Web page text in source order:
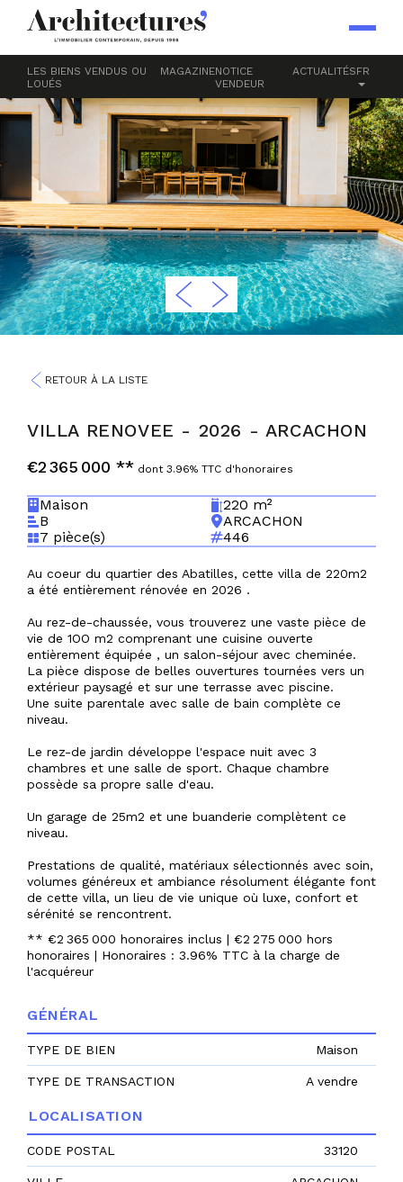
LES BIENS VENDUS OU
LOUÉS
MAGAZINENOTICE
VENDEUR
ACTUALITÉSFR
RETOUR À LA LISTE
VILLA RENOVEE - 2026 - ARCACHON
€2 365 000 ** dont 3.96% TTC d'honoraires
Maison
220 m²
B
ARCACHON
7 pièce(s)
446
Au coeur du quartier des Abatilles, cette villa de 220m2
a été entièrement rénovée en 2026 .
Au rez-de-chaussée, vous trouverez une vaste pièce de
vie de 1OO m2 comprenant une cuisine ouverte
entièrement équipée , un salon-séjour avec cheminée.
La pièce dispose de belles ouvertures tournées vers un
extérieur paysagé et sur une terrasse avec piscine.
Une suite parentale avec salle de bain complète ce
niveau.
Le rez-de jardin développe l'espace nuit avec 3
chambres et une salle de sport. Chaque chambre
possède sa propre salle d'eau.
Un garage de 25m2 et une buanderie complètent ce
niveau.
Prestations de qualité, matériaux sélectionnés avec soin,
volumes généreux et ambiance résolument élégante font
de cette villa, un lieu de vie unique où luxe, confort et
sérénité se rencontrent.
** €2 365 000 honoraires inclus | €2 275 000 hors
honoraires | Honoraires : 3.96% TTC à la charge de
l'acquéreur
GÉNÉRAL
TYPE DE BIEN Maison
TYPE DE TRANSACTION A vendre
LOCALISATION
CODE POSTAL 33120